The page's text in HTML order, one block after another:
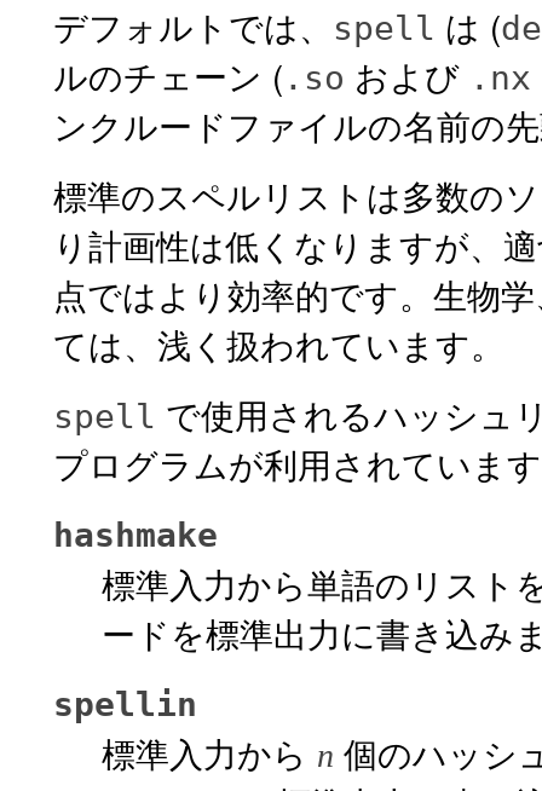
デフォルトでは、 spell は (
ルのチェーン ( .so および .nx
ンクルードファイルの名前の
標準のスペルリストは多数の
り計画性は低くなりますが、
点ではより効率的です。生物
ては、浅く扱われています。
spell で使用されるハッシュ
プログラムが利用されていま
hashmake
標準入力から単語のリスト
ードを標準出力に書き込み
spellin
標準入力から n 個のハッシ